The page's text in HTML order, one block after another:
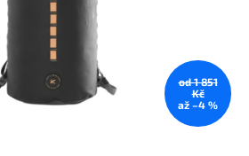
od 1 851
Kč
až –4 %